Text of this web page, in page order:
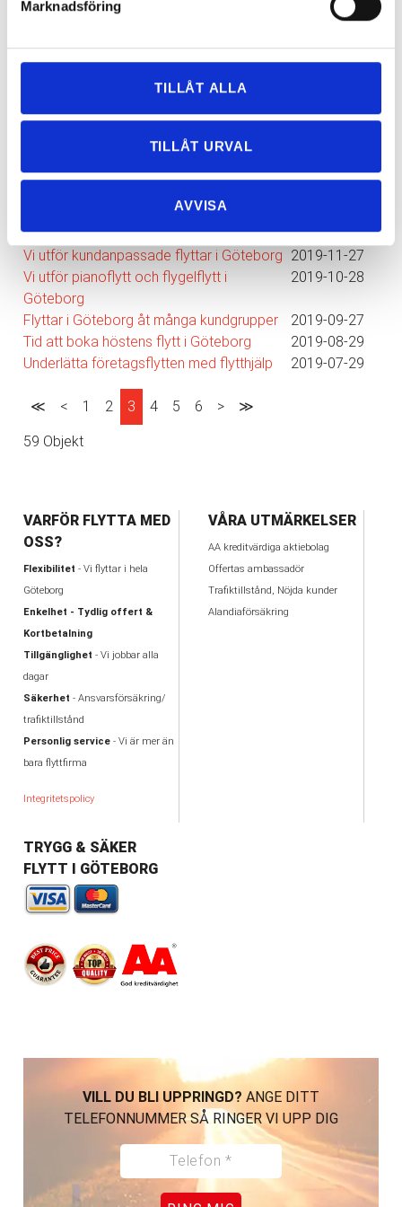
Marknadsföring
TILLÅT ALLA
TILLÅT URVAL
AVVISA
Nyhetsarkiv
Huvudrubrik ▼Publicerat
Använd rutavdraget vid din flytt i Göteborg
Tips inför din flytt i Göteborg
2020-03-23
Vi hjälper dig med utomlandsflytten
Vi erbjuder helheten inom flytt i Göteborg
2019-12-29
Vi utför kundanpassade flyttar i Göteborg 2019-11-27
Vi utför pianoflytt och flygelflytt i
Göteborg
2019-10-28
Flyttar i Göteborg åt många kundgrupper
2019-09-27
Tid att boka höstens flytt i Göteborg
2019-08-29
Underlätta företagsflytten med flytthjälp
2019-07-29
≪ < 1 2 3 4 5 6 > ≫
59 Objekt
VARFÖR FLYTTA MED
OSS?
Flexibilitet - Vi flyttar i hela
Göteborg
Enkelhet - Tydlig offert &
Kortbetalning
Tillgänglighet - Vi jobbar alla
dagar
Säkerhet - Ansvarsförsäkring/
trafiktillstånd
Personlig service- Vi är mer än
bara flyttfirma
Integritetspolicy
VÅRA UTMÄRKELSER
AA kreditvärdiga aktiebolag
Offertas ambassadör
Trafiktillstånd, Nöjda kunder
Alandiaförsäkring
TRYGG & SÄKER
FLYTT I GÖTEBORG
VILL DU BLI UPPRINGD? ANGE DITT
TELEFONNUMMER SÅ RINGER VI UPP DIG